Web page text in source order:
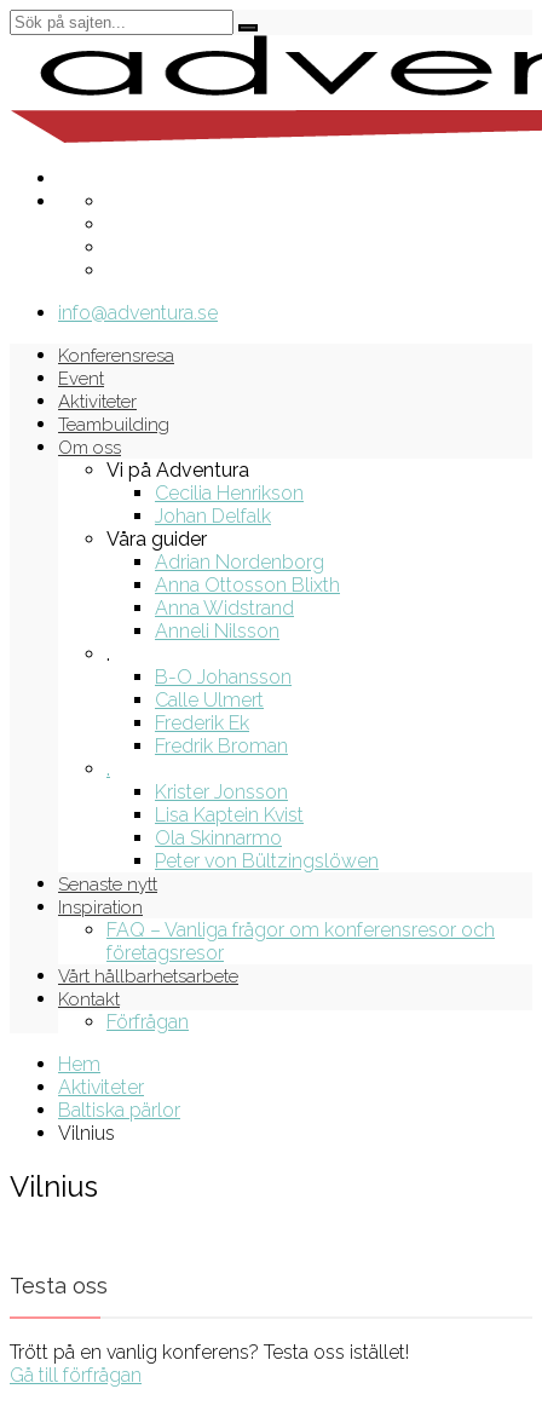
info@adventura.se
Konferensresa
Event
Aktiviteter
Teambuilding
Om oss
Vi på Adventura
Cecilia Henrikson
Johan Delfalk
Våra guider
Adrian Nordenborg
Anna Ottosson Blixth
Anna Widstrand
Anneli Nilsson
.
B-O Johansson
Calle Ulmert
Frederik Ek
Fredrik Broman
.
Krister Jonsson
Lisa Kaptein Kvist
Ola Skinnarmo
Peter von Bültzingslöwen
Senaste nytt
Inspiration
FAQ – Vanliga frågor om konferensresor och
företagsresor
Vårt hållbarhetsarbete
Kontakt
Förfrågan
Hem
Aktiviteter
Baltiska pärlor
Vilnius
Vilnius
Testa oss
Trött på en vanlig konferens? Testa oss istället!
Gå till förfrågan